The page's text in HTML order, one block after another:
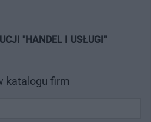
"HANDEL I USŁUGI"
katalogu firm